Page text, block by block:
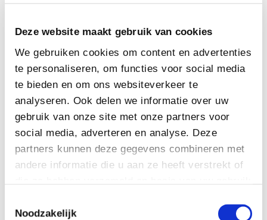
Deze website maakt gebruik van cookies
We gebruiken cookies om content en advertenties
te personaliseren, om functies voor social media
te bieden en om ons websiteverkeer te
analyseren. Ook delen we informatie over uw
gebruik van onze site met onze partners voor
social media, adverteren en analyse. Deze
partners kunnen deze gegevens combineren met
andere informatie die u aan ze heeft verstrekt of
cookies als u onze website blijft gebruiken.
Noodzakelijk
binnen het uur terug.
Vul hieronder uw naam, emailadres en uw bericht in en
ik neem zo spoedig mogelijk contact met u op.
Uw naam
Uw e-mailadres